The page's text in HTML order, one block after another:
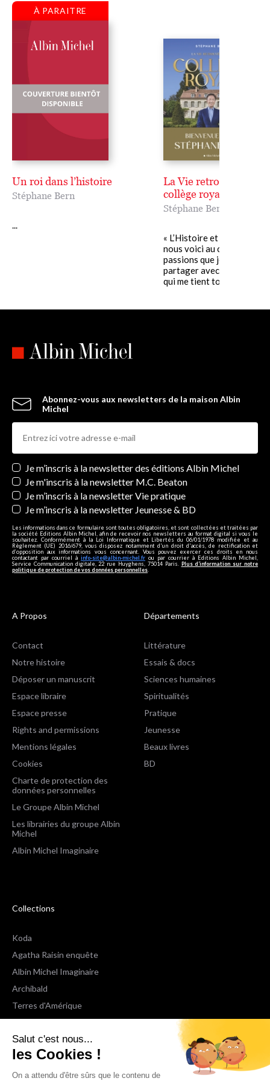
Salut c'est nous...
les Cookies !
On a attendu d'être sûrs que le contenu de
À PARAITRE
Un roi dans l’histoire
Stéphane Bern
...
La Vie retrouvée d'un
collège royal
Stéphane Bern
« L’Histoire et le
nous voici au cœur de mes
passions que je suis
partager avec vous dans
qui me tient tout......
Abonnez-vous aux newsletters de la maison Albin
Michel
Newsletters
Je m’inscris à la newsletter des éditions Albin Michel
Je m'inscris à la newsletter M.C. Beaton
Je m’inscris à la newsletter Vie pratique
Je m’inscris à la newsletter Jeunesse & BD
Les informations dans ce formulaire sont toutes obligatoires, et sont collectées et traitées par
la société Editions Albin Michel, afin de recevoir nos newsletters au format digital si vous le
souhaitez. Conformément à la Loi Informatique et Libertés du 06/01/1978 modifiée et au
Règlement (UE) 2016/679, vous disposez notamment d'un droit d'accès, de rectification et
d’opposition aux informations vous concernant. Vous pouvez exercer ces droits en nous
contactant par courriel à info-site@albin-michel.fr ou par courrier à Editions Albin Michel,
Service Communication digitale, 22 rue Huyghens, 75014 Paris. Plus d’information sur notre
politique de protection de vos données personnelles
A Propos
Contact
Notre histoire
Déposer un manuscrit
Espace libraire
Espace presse
Rights and permissions
Mentions légales
Cookies
Charte de protection des
données personnelles
Le Groupe Albin Michel
Les librairies du groupe Albin
Michel
Albin Michel Imaginaire
Départements
Littérature
Essais & docs
Sciences humaines
Spiritualités
Pratique
Jeunesse
Beaux livres
BD
Collections
Koda
Agatha Raisin enquête
Albin Michel Imaginaire
Archibald
Terres d'Amérique
Espaces Libres Poche
NOX
Wiz
Voir toutes les collections